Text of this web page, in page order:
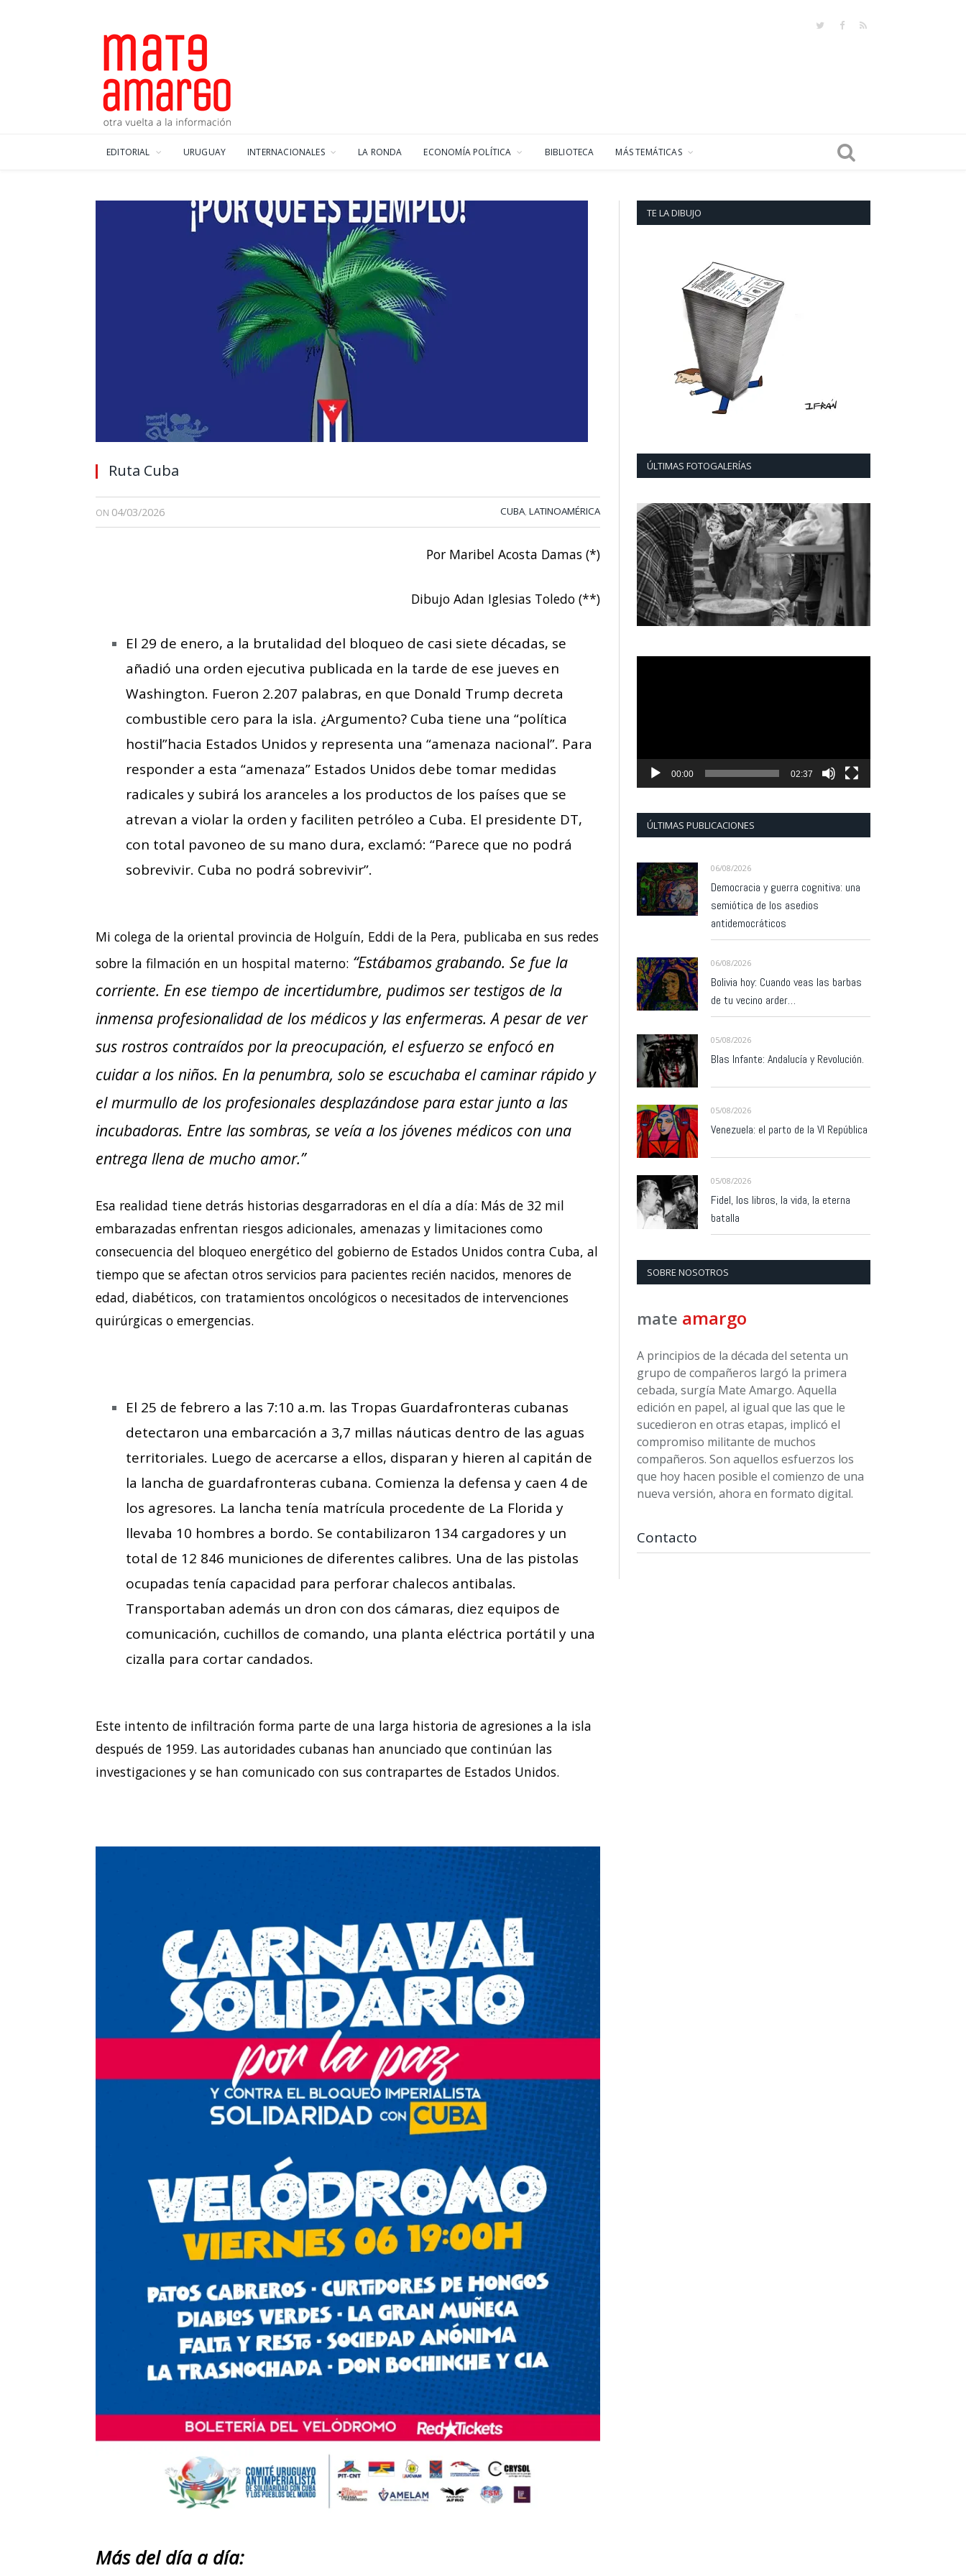
TwitterFacebook
RSS
EDITORIAL URUGUAY INTERNACIONALES LA RONDA ECONOMÍA POLÍTICA BIBLIOTECA MÁS TEMÁTICAS
Ruta Cuba
ON 04/03/2026 CUBA, LATINOAMÉRICA
Por Maribel Acosta Damas (*)
Dibujo Adan Iglesias Toledo (**)
El 29 de enero, a la brutalidad del bloqueo de casi siete décadas, se
añadió una orden ejecutiva publicada en la tarde de ese jueves en
Washington. Fueron 2.207 palabras, en que Donald Trump decreta
combustible cero para la isla. ¿Argumento? Cuba tiene una “política
hostil”hacia Estados Unidos y representa una “amenaza nacional”. Para
responder a esta “amenaza” Estados Unidos debe tomar medidas
radicales y subirá los aranceles a los productos de los países que se
atrevan a violar la orden y faciliten petróleo a Cuba. El presidente DT,
con total pavoneo de su mano dura, exclamó: “Parece que no podrá
sobrevivir. Cuba no podrá sobrevivir”.
Mi colega de la oriental provincia de Holguín, Eddi de la Pera, publicaba en sus redes
sobre la filmación en un hospital materno: “Estábamos grabando. Se fue la
corriente. En ese tiempo de incertidumbre, pudimos ser testigos de la
inmensa profesionalidad de los médicos y las enfermeras. A pesar de ver
sus rostros contraídos por la preocupación, el esfuerzo se enfocó en
cuidar a los niños. En la penumbra, solo se escuchaba el caminar rápido y
el murmullo de los profesionales desplazándose para estar junto a las
incubadoras. Entre las sombras, se veía a los jóvenes médicos con una
entrega llena de mucho amor.”
Esa realidad tiene detrás historias desgarradoras en el día a día: Más de 32 mil
embarazadas enfrentan riesgos adicionales, amenazas y limitaciones como
consecuencia del bloqueo energético del gobierno de Estados Unidos contra Cuba, al
tiempo que se afectan otros servicios para pacientes recién nacidos, menores de
edad, diabéticos, con tratamientos oncológicos o necesitados de intervenciones
quirúrgicas o emergencias.
El 25 de febrero a las 7:10 a.m. las Tropas Guardafronteras cubanas
detectaron una embarcación a 3,7 millas náuticas dentro de las aguas
territoriales. Luego de acercarse a ellos, disparan y hieren al capitán de
la lancha de guardafronteras cubana. Comienza la defensa y caen 4 de
los agresores. La lancha tenía matrícula procedente de La Florida y
llevaba 10 hombres a bordo. Se contabilizaron 134 cargadores y un
total de 12 846 municiones de diferentes calibres. Una de las pistolas
ocupadas tenía capacidad para perforar chalecos antibalas.
Transportaban además un dron con dos cámaras, diez equipos de
comunicación, cuchillos de comando, una planta eléctrica portátil y una
cizalla para cortar candados.
Este intento de infiltración forma parte de una larga historia de agresiones a la isla
después de 1959. Las autoridades cubanas han anunciado que continúan las
investigaciones y se han comunicado con sus contrapartes de Estados Unidos.
Más del día a día:
TE LA DIBUJO
ÚLTIMAS FOTOGALERÍAS
00:00 02:37
ÚLTIMAS PUBLICACIONES
06/08/2026
Democracia y guerra cognitiva: una
semiótica de los asedios
antidemocráticos
06/08/2026
Bolivia hoy: Cuando veas las barbas
de tu vecino arder…
05/08/2026
Blas Infante: Andalucía y Revolución.
05/08/2026
Venezuela: el parto de la VI República
05/08/2026
Fidel, los libros, la vida, la eterna
batalla
SOBRE NOSOTROS
mate amargo
A principios de la década del setenta un
grupo de compañeros largó la primera
cebada, surgía Mate Amargo. Aquella
edición en papel, al igual que las que le
sucedieron en otras etapas, implicó el
compromiso militante de muchos
compañeros. Son aquellos esfuerzos los
que hoy hacen posible el comienzo de una
nueva versión, ahora en formato digital.
Contacto